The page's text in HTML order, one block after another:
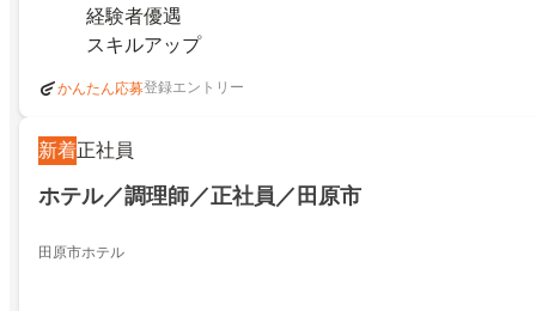
経験者優遇
スキルアップ
かんたん応募登録エントリー
新着正社員
ホテル／調理師／正社員／田原市
田原市ホテル